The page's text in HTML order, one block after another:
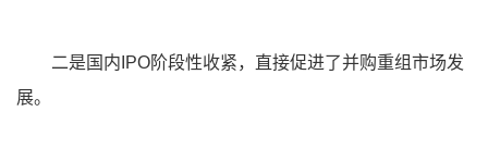
二是国内IPO阶段性收紧，直接促进了并购重组市场发
展。